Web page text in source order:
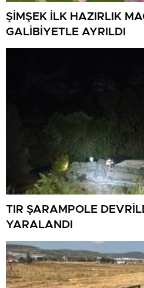
ŞİMŞEK İLK HAZIRLIK
GALİBİYETLE AYRILDI
TIR ŞARAMPOLE
YARALANDI